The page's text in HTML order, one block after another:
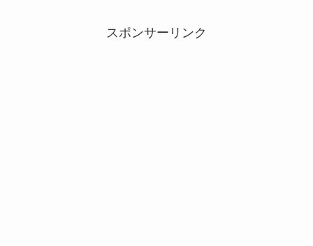
スポンサーリンク